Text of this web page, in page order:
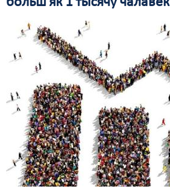
Суд
Сьмяротнае пакараньне
Экалёгія
Правы працоўных
Сацыяльныя правы